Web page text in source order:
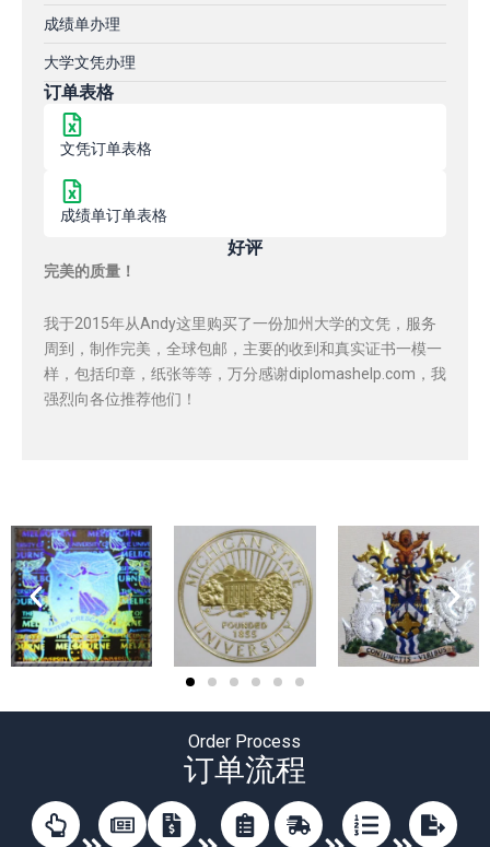
成绩单办理
大学文凭办理
订单表格
文凭订单表格
成绩单订单表格
好评
完美的质量！
我于2015年从Andy这里购买了一份加州大学的文凭，服务
周到，制作完美，全球包邮，主要的收到和真实证书一模一
样，包括印章，纸张等等，万分感谢diplomashelp.com，我
强烈向各位推荐他们！
Order Process
订单流程